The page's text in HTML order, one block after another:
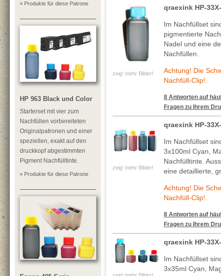
» Produkte für diese Patrone
HP 963 Black und Color
Starterset mit vier zum
Nachfüllen vorbereiteten
Originalpatronen und einer
speziellen, exakt auf den
druckkopf abgestimmten
Pigment Nachfülltinte.
» Produkte für diese Patrone
zeig' mehr Bilder!
qraexink HP-
Im Nachfüllset
pigmentierte
Nadel und eine
Nachfüllen.
Achtung! Die
Nachfüll-Clip!.
8 Antworten auf
Fragen zu Ihrem
zeig' mehr Bilder!
qraexink HP-
Im Nachfüllset
3x100ml Cyan,
Nachfülltinte.
eine detaillierte,
Achtung! Die
Nachfüll-Clip!.
8 Antworten auf
Fragen zu Ihrem
qraexink HP-
Im Nachfüllset
3x35ml Cyan,